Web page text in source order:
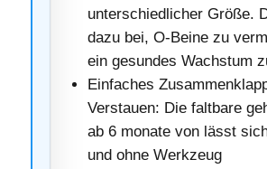
unterschiedlicher Größe.
dazu bei, O-Beine zu
ein gesundes Wachstum
Einfaches
Verstauen: Die faltbare
ab 6 monate von lässt
und ohne Werkzeug